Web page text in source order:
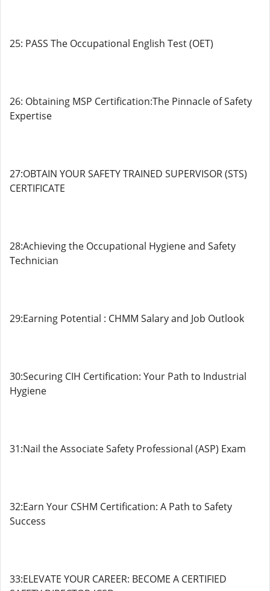
25: PASS The Occupational English Test (OET)
26: Obtaining MSP Certification:The Pinnacle of Safety
Expertise
27:OBTAIN YOUR SAFETY TRAINED SUPERVISOR (STS)
CERTIFICATE
28:Achieving the Occupational Hygiene and Safety
Technician
29:Earning Potential : CHMM Salary and Job Outlook
30:Securing CIH Certification: Your Path to Industrial
Hygiene
31:Nail the Associate Safety Professional (ASP) Exam
32:Earn Your CSHM Certification: A Path to Safety
Success
33:ELEVATE YOUR CAREER: BECOME A CERTIFIED